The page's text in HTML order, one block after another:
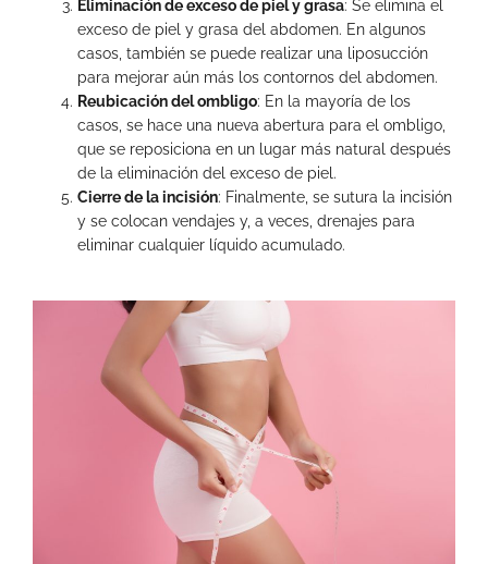
Eliminación de exceso de piel y grasa: Se elimina el
exceso de piel y grasa del abdomen. En algunos
casos, también se puede realizar una liposucción
para mejorar aún más los contornos del abdomen.
Reubicación del ombligo: En la mayoría de los
casos, se hace una nueva abertura para el ombligo,
que se reposiciona en un lugar más natural después
de la eliminación del exceso de piel.
Cierre de la incisión: Finalmente, se sutura la incisión
y se colocan vendajes y, a veces, drenajes para
eliminar cualquier líquido acumulado.